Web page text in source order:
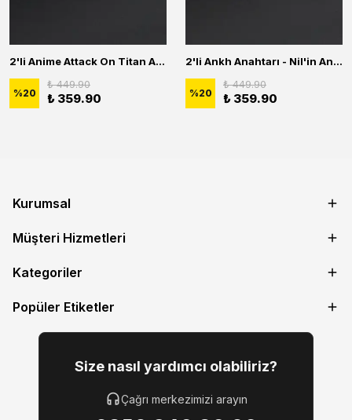
2'li Anime Attack On Titan Acrylic Maria Anime Naruto Erkek Kadın Kolye Seti
%20
₺ 449.90
₺ 359.90
2'li Ankh Anahtarı - Nil'in Anahtarı - Kuru Kafa Erkek Kadın Kolye Seti
%20
₺ 449.90
₺ 359.90
Kurumsal
Müşteri Hizmetleri
Kategoriler
Popüler Etiketler
Size nasıl yardımcı olabiliriz?
Çağrı merkezimizi arayın